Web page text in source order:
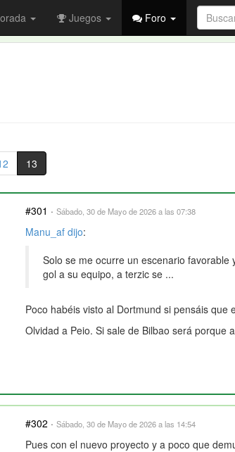
Juegos Foro
13
#301 · Sábado, 30 de Mayo de 2026 a las 07:38
Manu_af dijo:
Solo se me ocurre un escenario
gol a su equipo, a terzic se ...
Poco habéis visto al Dortmund si pensáis
Olvidad a Peio. Si sale de Bilbao será porque
#302 · Sábado, 30 de Mayo de 2026 a las 14:54
Pues con el nuevo proyecto y a poco que